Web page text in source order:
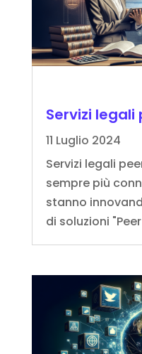
Servizi
11 Luglio 2024
Servizi legali
sempre più
stanno
di soluzioni